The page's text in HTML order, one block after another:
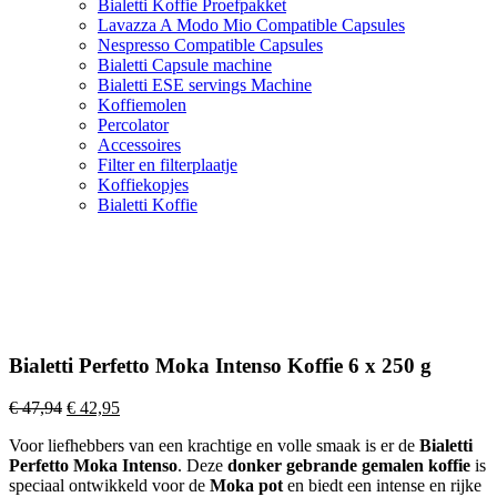
Bialetti Koffie Proefpakket
Lavazza A Modo Mio Compatible Capsules
Nespresso Compatible Capsules
Bialetti Capsule machine
Bialetti ESE servings Machine
Koffiemolen
Percolator
Accessoires
Filter en filterplaatje
Koffiekopjes
Bialetti Koffie
Bialetti Perfetto Moka Intenso Koffie 6 x 250 g
€47,94 Oorspronkelijke
was:
€ 47,94.
€ 42,95Huidige
is:
€ 42,95.
Voor liefhebbers van een krachtige en volle smaak is er de Bialetti
Perfetto Moka Intenso. Deze donker gebrande gemalen koffie is
speciaal ontwikkeld voor de Moka poten biedt een intense en rijke